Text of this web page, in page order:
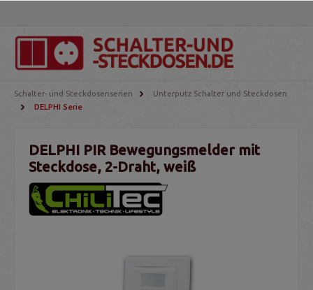
Schalter- und Steckdosenserien
Unterputz Schalter und Steckdosen
DELPHI Serie
DELPHI PIR Bewegungsmelder mit
Steckdose, 2-Draht, weiß